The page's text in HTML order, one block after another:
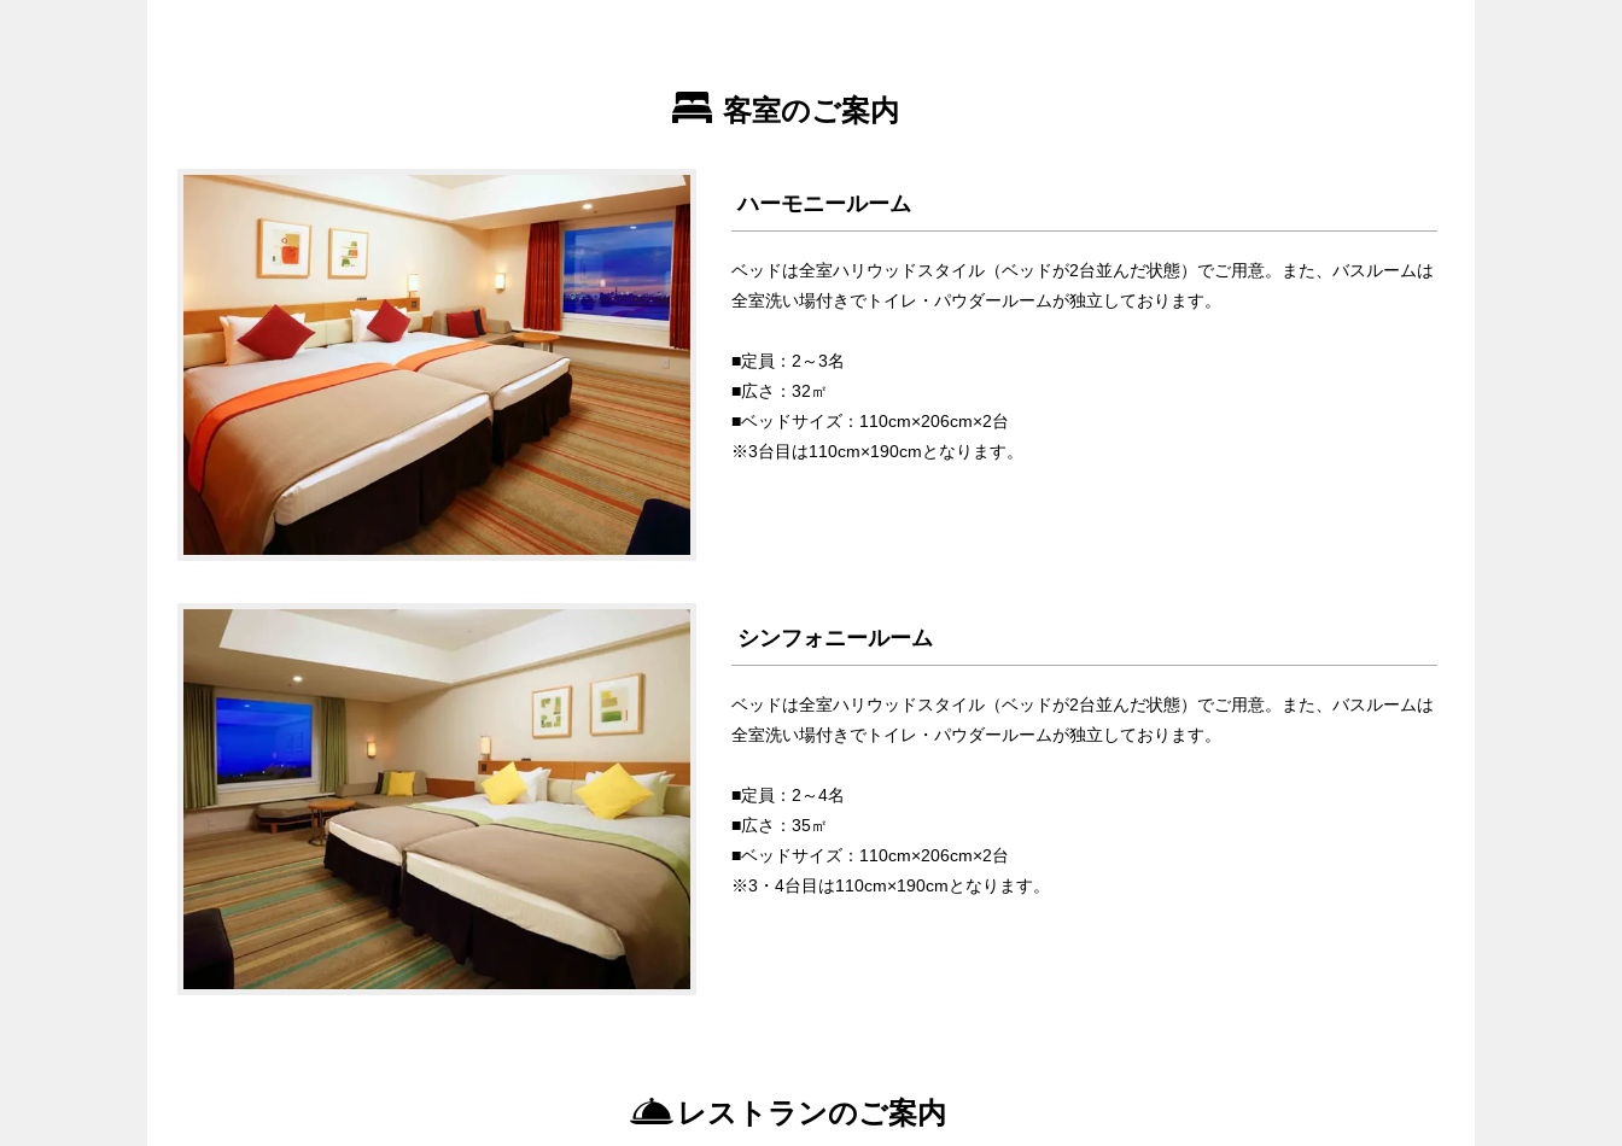
客室のご案内
ハーモニールーム
ベッドは全室ハリウッドスタイル（ベッドが2台並んだ状態）でご用意。また、バスルームは
全室洗い場付きでトイレ・パウダールームが独立しております。
■定員：2～3名
■広さ：32㎡
■ベッドサイズ：110cm×206cm×2台
※3台目は110cm×190cmとなります。
シンフォニールーム
ベッドは全室ハリウッドスタイル（ベッドが2台並んだ状態）でご用意。また、バスルームは
全室洗い場付きでトイレ・パウダールームが独立しております。
■定員：2～4名
■広さ：35㎡
■ベッドサイズ：110cm×206cm×2台
※3・4台目は110cm×190cmとなります。
レストランのご案内